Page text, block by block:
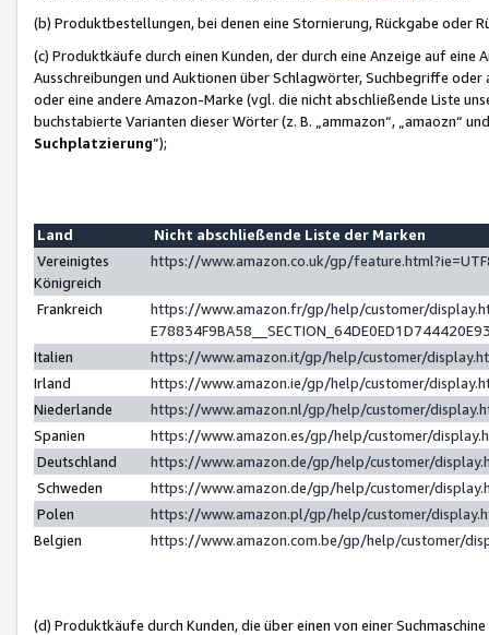
(b) Produktbestellungen, bei denen eine Stornierung, Rückgabe oder
(c) Produktkäufe durch einen Kunden, der durch eine Anzeige auf
Ausschreibungen und Auktionen über Schlagwörter, Suchbegriffe
oder eine andere Amazon-Marke (vgl. die nicht abschließende Liste
buchstabierte Varianten dieser Wörter (z. B. „ammazon“, „amaozn“
Suchplatzierung”);
Land
Nicht abschließende Liste der Marken
Vereinigtes
Königreich
https://www.amazon.co.uk/gp/
Frankreich
https://www.amazon.fr/gp/help/customer/
Italien
https://www.amazon.it/gp/help/customer/
Irland
https://www.amazon.ie/gp/help/customer/
Niederlande
https://www.amazon.nl/gp/help/customer/
Spanien
https://www.amazon.es/gp/help/customer/
Deutschland
https://www.amazon.de/gp/help/customer/
Schweden
https://www.amazon.de/gp/help/customer/
Polen
https://www.amazon.pl/gp/help/customer/
Belgien
https://www.amazon.com.be/gp/help/customer/
(d) Produktkäufe durch Kunden, die über einen von einer